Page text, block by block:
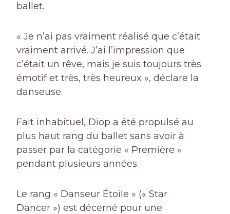
ballet.
« Je n’ai pas vraiment réalisé que c’était
vraiment arrivé. J’ai l’impression que
c’était un rêve, mais je suis toujours très
émotif et très, très heureux », déclare la
danseuse.
Fait inhabituel, Diop a été propulsé au
plus haut rang du ballet sans avoir à
passer par la catégorie « Première »
pendant plusieurs années.
Le rang « Danseur Étoile » (« Star
Dancer ») est décerné pour une